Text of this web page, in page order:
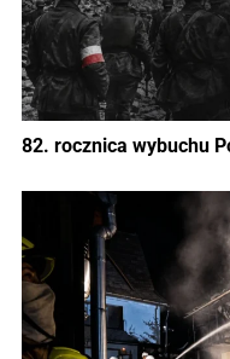
82. rocznica wybuchu